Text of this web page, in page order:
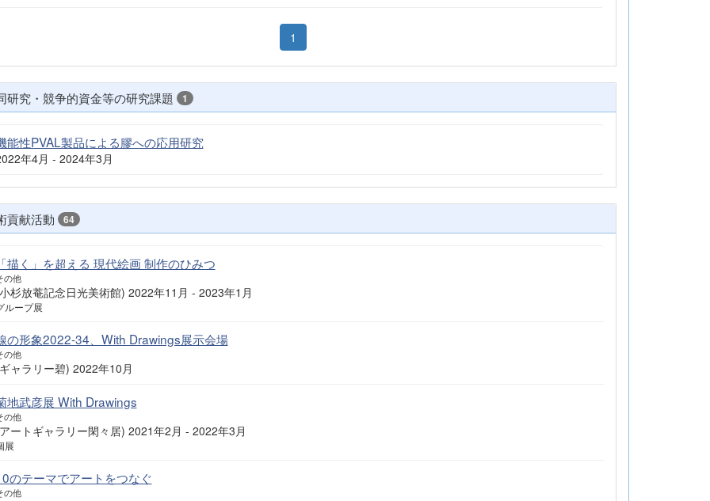
1
研究・競争的資金等の研究課題 1
能性PVAL製品による膠への応用研究
年4月 - 2024年3月
貢献活動 64
描く」を超える 現代絵画 制作のひみつ
の他
杉放菴記念日光美術館) 2022年11月 - 2023年1月
ループ展
の形象2022-34、With Drawings展示会場
の他
ャラリー碧) 2022年10月
地武彦展 With Drawings
の他
ートギャラリー閑々居) 2021年2月 - 2022年3月
展
のテーマでアートをつなぐ
の他